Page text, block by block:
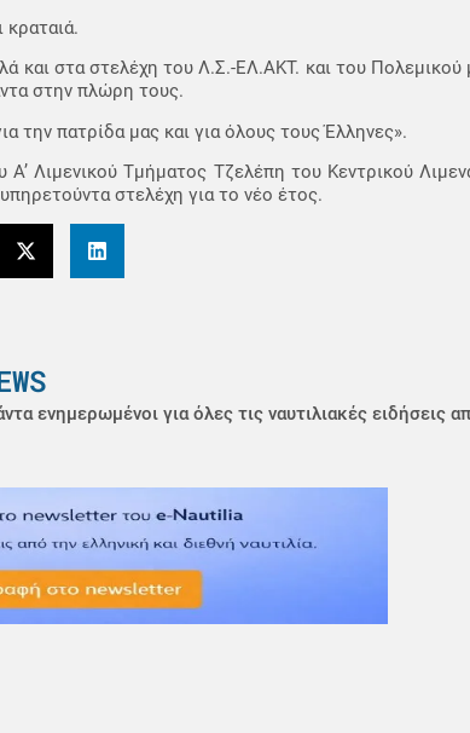
κραταιά.
και στα στελέχη του Λ.Σ.-ΕΛ.ΑΚΤ. και του Πολεμικού
στην πλώρη τους.
την πατρίδα μας και για όλους τους Έλληνες».
Λιμενικού Τμήματος Τζελέπη του Κεντρικού
στελέχη για το νέο έτος.
ενημερωμένοι για όλες τις ναυτιλιακές ειδήσεις